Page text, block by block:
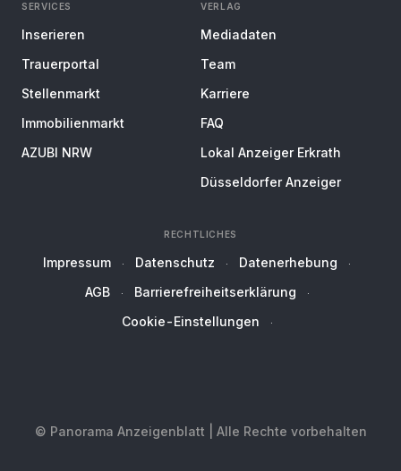
SERVICES
Inserieren
Trauerportal
Stellenmarkt
Immobilienmarkt
AZUBI NRW
VERLAG
Mediadaten
Team
Karriere
FAQ
Lokal Anzeiger Erkrath
Düsseldorfer Anzeiger
RECHTLICHES
Impressum Datenschutz
Datenerhebung
AGB
Barrierefreiheitserklärung
Cookie-Einstellungen
© Panorama Anzeigenblatt | Alle Rechte vorbehalten